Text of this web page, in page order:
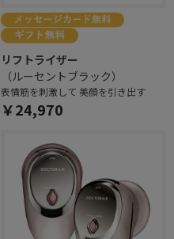
リフトライザー
（ルーセントブラック）
表情筋を刺激して 美顔を引き出す
￥24,970